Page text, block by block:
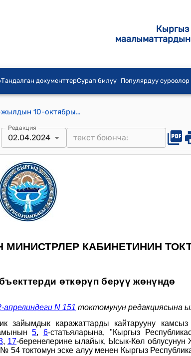
Кыргыз
Тандалган документтерСурап билүү Популярдуу суроолор
Кыргыз Республикасынын Министрлер Кабинетинин 2023-жылдын 10-октябрындагы № 536 "Муниципалдык менчикке объекттерди өткөрүп берүү жөнүндө" токтому
Редакция
02.04.2024